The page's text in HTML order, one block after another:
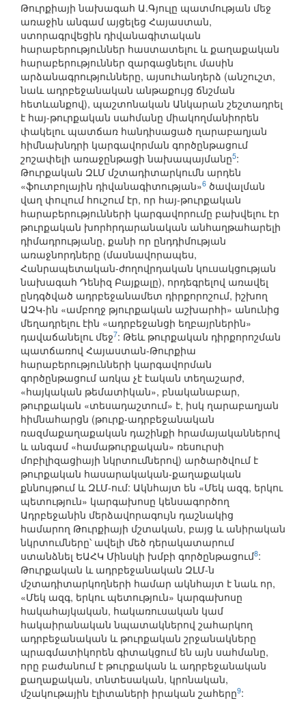
Թուրքիայի նախագահ Ա.Գյուլը պատմության մեջ
առաջին անգամ այցելեց Հայաստան,
ստորագրվեցին դիվանագիտական
հարաբերություններ հաստատելու և քաղաքական
հարաբերություններ զարգացնելու մասին
արձանագրությունները, այսուհանդերձ (անշուշտ,
նաև ադրբեջանական անթաքույց ճնշման
հետևանքով), պաշտոնական Անկարան շեշտադրել
է հայ-թուրքական սահմանը միակողմանիորեն
փակելու պատճառ հանդիսացած ղարաբաղյան
հիմնախնդրի կարգավորման գործընթացում
շոշափելի առաջընթացի նախապայմանը5:
Թուրքական ԶԼՄ մշտադիտարկումն արդեն
«ֆուտբոլային դիվանագիտության»6 ծավալման
վաղ փուլում հուշում էր, որ հայ-թուրքական
հարաբերությունների կարգավորումը բախվելու էր
թուրքական խորհրդարանական անհաղթահարելի
դիմադրությանը, քանի որ ընդդիմության
առաջնորդները (մասնավորապես,
Հանրապետական-ժողովրդական կուսակցության
նախագահ Դենիզ Բայքալը), որդեգրելով առավել
ընդգծված ադրբեջանամետ դիրքորոշում, իշխող
ԱԶԿ-ին «ամբողջ թյուրքական աշխարհի» անունից
մեղադրելու էին «ադրբեջանցի եղբայրներին»
դավաճանելու մեջ7: Թեև թուրքական դիրքորոշման
պատճառով Հայաստան-Թուրքիա
հարաբերությունների կարգավորման
գործընթացում առկա չէ էական տեղաշարժ,
«հայկական թեմատիկան», բնականաբար,
թուրքական «տեսադաշտում» է, իսկ ղարաբաղյան
հիմնահարցն (թուրք-ադրբեջանական
ռազմաքաղաքական դաշինքի հրամայականներով
և անգամ «համաթուրքական» ռեսուրսի
մոբիլիզացիայի նկրտումներով) արծարծվում է
թուրքական հասարակական-քաղաքական
քննույթում և ԶԼՄ-ում: Ակնհայտ են «Մեկ ազգ, երկու
պետություն» կարգախոսը կենսագործող
Ադրբեջանին մերձավորագույն դաշնակից
համարող Թուրքիայի մշտական, բայց և անիրական
նկրտումները՝ ավելի մեծ դերակատարում
ստանձնել ԵԱՀԿ Մինսկի խմբի գործընթացում8:
Թուրքական և ադրբեջանական ԶԼՄ-ն
մշտադիտարկողների համար ակնհայտ է նաև որ,
«Մեկ ազգ, երկու պետություն» կարգախոսը
հակահայկական, հակառուսական կամ
հակաիրանական նպատակներով շահարկող
ադրբեջանական և թուրքական շրջանակները
պրագմատիկորեն գիտակցում են այն սահմանը,
որը բաժանում է թուրքական և ադրբեջանական
քաղաքական, տնտեսական, կրոնական,
մշակութային էլիտաների իրական շահերը9: